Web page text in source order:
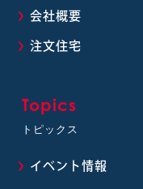
会社概要
注文住宅
Topics
トピックス
イベント情報